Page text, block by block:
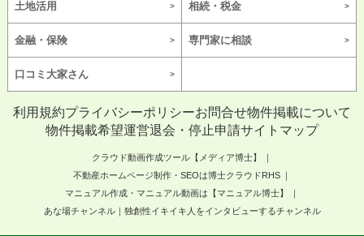
土地活用 相続・税金
金融・保険 専門家に相談
口コミ大家さん
利用規約プライバシーポリシーお問合せ物件掲載について
物件掲載希望運営退会・停止申請サイトマップ
クラウド動画作成ツール【メディア博士】
不動産ホームページ制作・SEOは博士クラウドRHS
マニュアル作成・マニュアル動画は【マニュアル博士】
あな場チャンネル｜独創性イキイキ人をインタビューするチャンネル